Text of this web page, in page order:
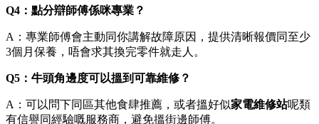
Q4：點分辯師傅係咪專業？
A：專業師傅會主動同你講解故障原因，提供清晰報價同至少
3個月保養，唔會求其換完零件就走人。
Q5：牛頭角邊度可以搵到可靠維修？
A：可以問下同區其他食肆推薦，或者搵好似家電維修站呢類
有信譽同經驗嘅服務商，避免搵街邊師傅。